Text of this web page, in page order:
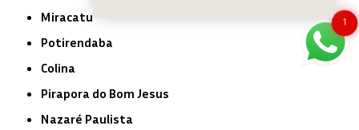
Miracatu
Potirendaba
Colina
Pirapora do Bom Jesus
Nazaré Paulista
1